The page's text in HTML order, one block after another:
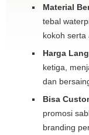
Material
tebal
kokoh serta
Harga
ketiga,
dan
Bisa
promosi
branding